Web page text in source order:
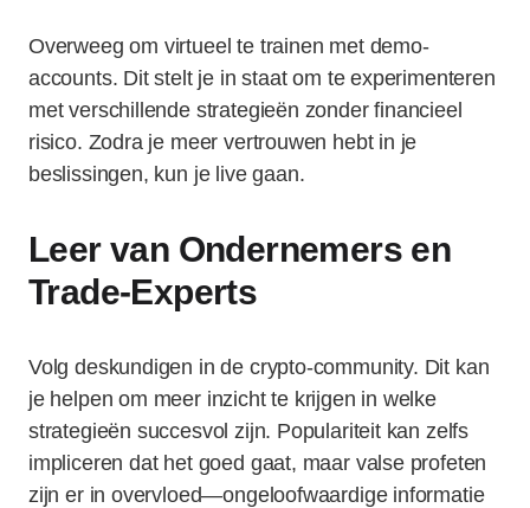
Overweeg om virtueel te trainen met demo-
accounts. Dit stelt je in staat om te experimenteren
met verschillende strategieën zonder financieel
risico. Zodra je meer vertrouwen hebt in je
beslissingen, kun je live gaan.
Leer van Ondernemers en
Trade-Experts
Volg deskundigen in de crypto-community. Dit kan
je helpen om meer inzicht te krijgen in welke
strategieën succesvol zijn. Populariteit kan zelfs
impliceren dat het goed gaat, maar valse profeten
zijn er in overvloed—ongeloofwaardige informatie